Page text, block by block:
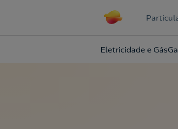
Eletricidade e Gás